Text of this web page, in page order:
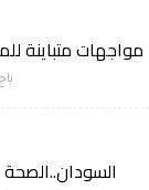
مواجهات متباينة